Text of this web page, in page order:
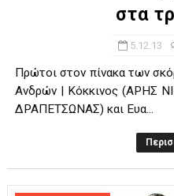
στα
5.12.13
Πρώτοι στον πίνακα των
Ανδρών | Κόκκινος (ΑΡΗΣ
ΔΡΑΠΕΤΣΩΝΑΣ) και Ευα...